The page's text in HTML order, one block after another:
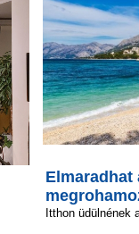
Elmaradhat
Itthon üdülnének